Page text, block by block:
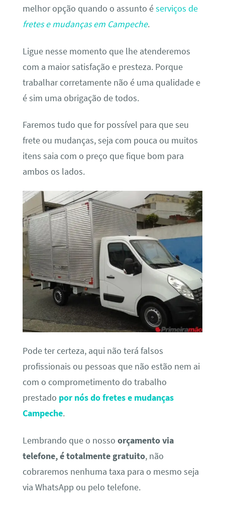
melhor opção quando o assunto éserviços de
fretes e mudanças em Campeche.
Ligue nesse momento que lhe atenderemos
com a maior satisfação e presteza. Porque
trabalhar corretamente não é uma qualidade e
é sim uma obrigação de todos.
Faremos tudo que for possível para que seu
frete ou mudanças, seja com pouca ou muitos
itens saia com o preço que fique bom para
ambos os lados.
Pode ter certeza, aqui não terá falsos
profissionais ou pessoas que não estão nem ai
com o comprometimento do trabalho
prestado por nós do fretes e mudanças
Campeche.
Lembrando que o nosso orçamento via
telefone, é totalmente gratuito, não
cobraremos nenhuma taxa para o mesmo seja
via WhatsApp ou pelo telefone.